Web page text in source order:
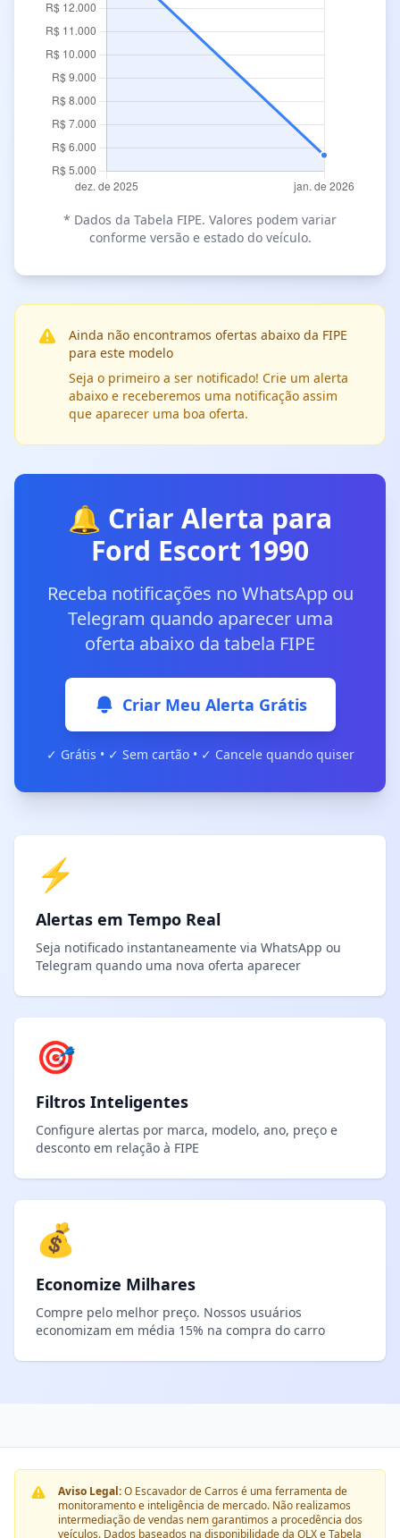
* Dados da Tabela FIPE. Valores podem variar
conforme versão e estado do veículo.
Ainda não encontramos ofertas abaixo da FIPE
para este modelo
Seja o primeiro a ser notificado! Crie um alerta
abaixo e receberemos uma notificação assim
que aparecer uma boa oferta.
🔔 Criar Alerta para
Ford Escort 1990
Receba notificações no WhatsApp ou
Telegram quando aparecer uma
oferta abaixo da tabela FIPE
Criar Meu Alerta Grátis
✓ Grátis • ✓ Sem cartão • ✓ Cancele quando quiser
⚡
Alertas em Tempo Real
Seja notificado instantaneamente via WhatsApp ou
Telegram quando uma nova oferta aparecer
🎯
Filtros Inteligentes
Configure alertas por marca, modelo, ano, preço e
desconto em relação à FIPE
💰
Economize Milhares
Compre pelo melhor preço. Nossos usuários
economizam em média 15% na compra do carro
Aviso Legal:O Escavador de Carros é uma ferramenta de
monitoramento e inteligência de mercado. Não realizamos
intermediação de vendas nem garantimos a procedência dos
veículos. Dados baseados na disponibilidade da OLX e Tabela